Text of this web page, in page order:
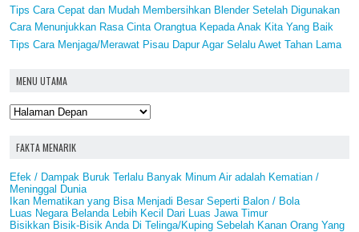
Tips Cara Cepat dan Mudah Membersihkan Blender Setelah Digunakan
Cara Menunjukkan Rasa Cinta Orangtua Kepada Anak Kita Yang Baik
Tips Cara Menjaga/Merawat Pisau Dapur Agar Selalu Awet Tahan Lama
MENU UTAMA
FAKTA MENARIK
Efek / Dampak Buruk Terlalu Banyak Minum Air adalah Kematian /
Meninggal Dunia
Ikan Mematikan yang Bisa Menjadi Besar Seperti Balon / Bola
Luas Negara Belanda Lebih Kecil Dari Luas Jawa Timur
Bisikkan Bisik-Bisik Anda Di Telinga/Kuping Sebelah Kanan Orang Yang